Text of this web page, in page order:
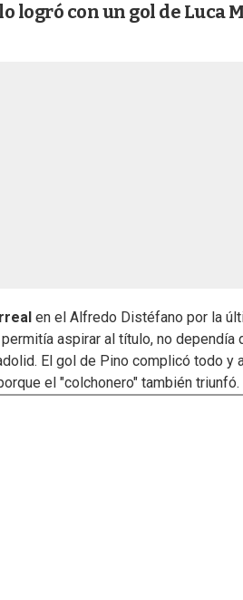
logró con un gol de Luca
en el Alfredo Distéfano por la
aspirar al título, no
El gol de Pino complicó todo y
el "colchonero" también triunfó.